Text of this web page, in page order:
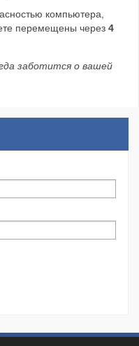
компьютера,
перемещены через 4
заботится о вашей